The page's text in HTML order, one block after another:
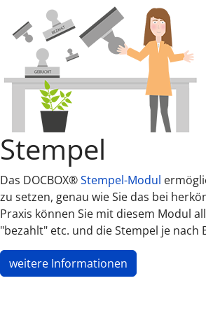
Stempel
Das DOCBOX®Stempel-Modul
zu setzen, genau wie Sie das bei
Praxis können Sie mit diesem Modul
"bezahlt" etc. und die Stempel je
weitere Informationen